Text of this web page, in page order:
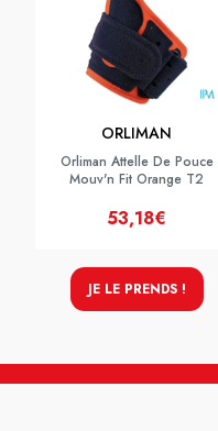
ORLIMAN
Orliman Attelle De Pouce
Mouv'n Fit Orange T2
53,18€
JE LE PRENDS !